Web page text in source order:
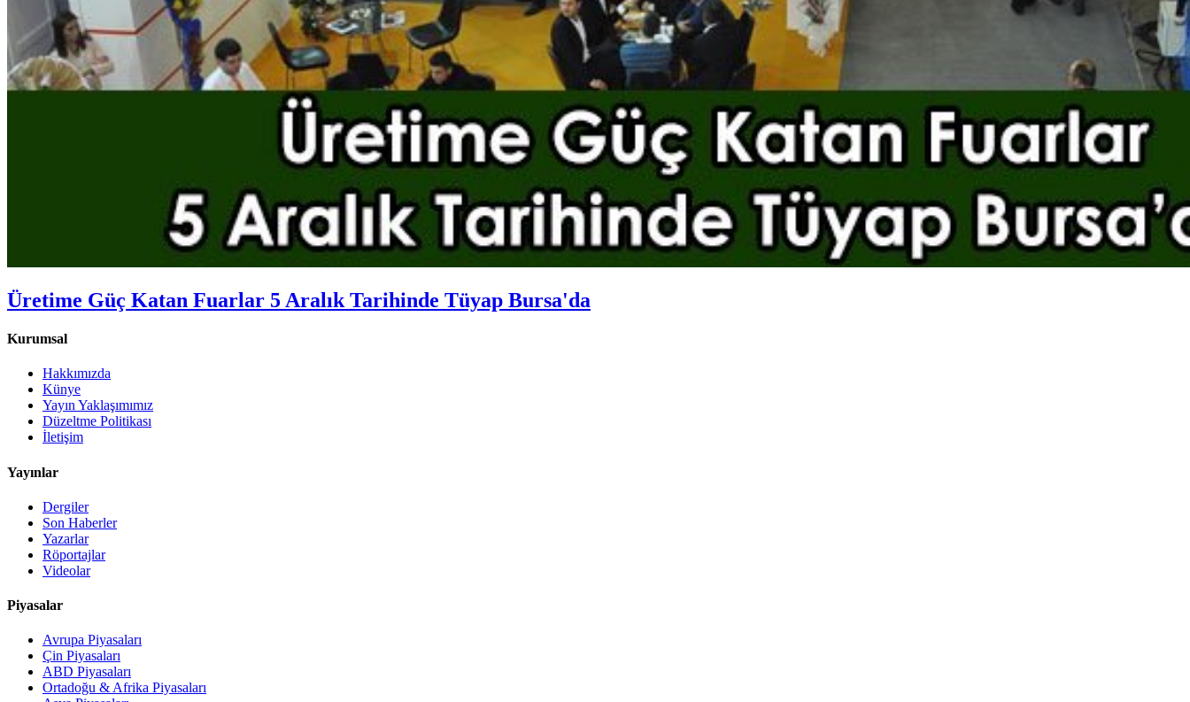
Üretime Güç Katan Fuarlar 5 Aralık Tarihinde Tüyap Bursa'da
Kurumsal
Hakkımızda
Künye
Yayın Yaklaşımımız
Düzeltme Politikası
İletişim
Yayınlar
Dergiler
Son Haberler
Yazarlar
Röportajlar
Videolar
Piyasalar
Avrupa Piyasaları
Çin Piyasaları
ABD Piyasaları
Ortadoğu & Afrika Piyasaları